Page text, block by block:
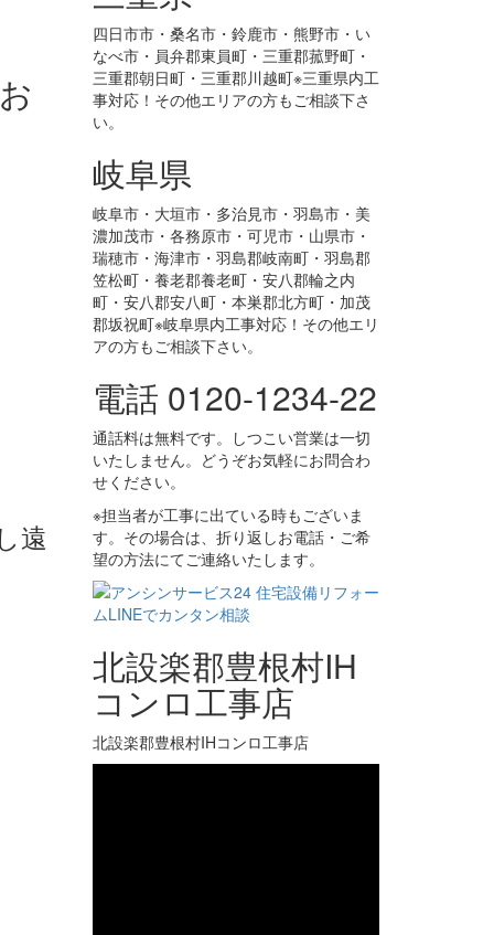
遠
四日市市・桑名市・鈴鹿市・熊野市・い
なべ市・員弁郡東員町・三重郡菰野町・
三重郡朝日町・三重郡川越町※三重県内工
事対応！その他エリアの方もご相談下さ
い。
岐阜県
岐阜市・大垣市・多治見市・羽島市・美
濃加茂市・各務原市・可児市・山県市・
瑞穂市・海津市・羽島郡岐南町・羽島郡
笠松町・養老郡養老町・安八郡輪之内
町・安八郡安八町・本巣郡北方町・加茂
郡坂祝町※岐阜県内工事対応！その他エリ
アの方もご相談下さい。
電話 0120-1234-22
通話料は無料です。しつこい営業は一切
いたしません。どうぞお気軽にお問合わ
せください。
※担当者が工事に出ている時もございま
す。その場合は、折り返しお電話・ご希
望の方法にてご連絡いたします。
北設楽郡豊根村IH
コンロ工事店
北設楽郡豊根村IHコンロ工事店